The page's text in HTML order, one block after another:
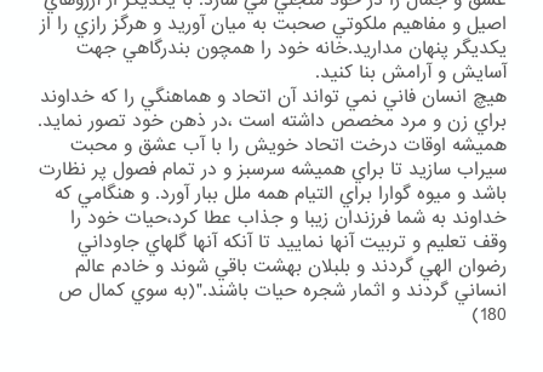
اصيل و مفاهيم ملكوتي صحبت به ميان آوريد و هرگز رازي را از
يكديگر پنهان مداريد.خانه خود را همچون بندرگاهي جهت
آسايش و آرامش بنا كنيد.
هيچ انسان فاني نمي تواند آن اتحاد و هماهنگي را كه خداوند
براي زن و مرد مخصص داشته است ،در ذهن خود تصور نمايد.
هميشه اوقات درخت اتحاد خويش را با آب عشق و محبت
سيراب سازيد تا براي هميشه سرسبز و در تمام فصول پر نظارت
باشد و ميوه گوارا براي التيام همه ملل ببار آورد. و هنگامي كه
خداوند به شما فرزندان زيبا و جذاب عطا كرد،حيات خود را
وقف تعليم و تربيت آنها نماييد تا آنكه آنها گلهاي جاوداني
رضوان الهي گردند و بلبلان بهشت باقي شوند و خادم عالم
انساني گردند و اثمار شجره حيات باشند."(به سوي كمال ص
180)